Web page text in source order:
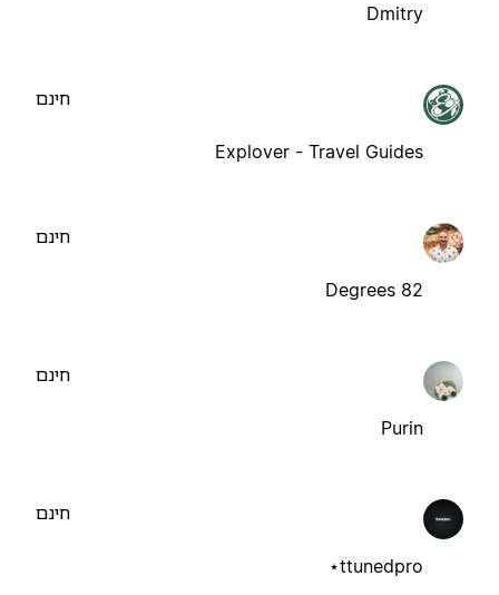
Dmitry
Explover - Travel Guides
חינם
82 Degrees
חינם
Purin
חינם
ttunedpro⋆
חינם